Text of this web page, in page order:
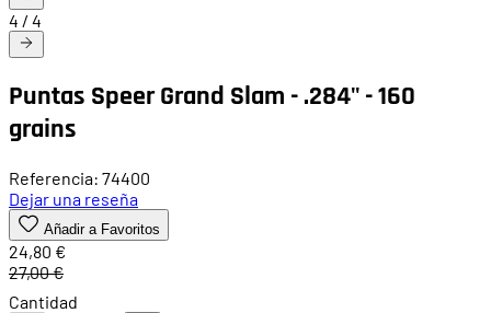
4 / 4
Puntas Speer Grand Slam - .284" - 160
grains
Referencia: 74400
Dejar una reseña
Añadir a Favoritos
24,80 €
27,00 €
Cantidad